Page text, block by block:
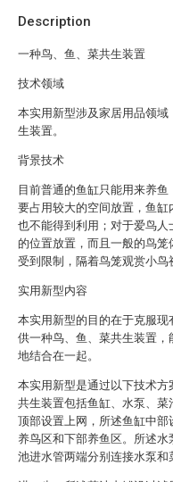
Description
一种鸟、鱼、菜共生装置
技术领域
本实用新型涉及家居用品领
生装置。
背景技术
目前普通的鱼缸只能用来养
要占用较大的空间放置，鱼
也不能得到利用；对于爱鸟人
的位置放置，而且一般的鸟
受到限制，隔着鸟笼观赏小鸟
实用新型内容
本实用新型的目的在于克服
供一种鸟、鱼、菜共生装置
地结合在一起。
本实用新型是通过以下技术
共生装置包括鱼缸、水泵、
顶部设置上网，所述鱼缸中
养鸟区和下部养鱼区。所述
池进水管两端分别连接水泵和